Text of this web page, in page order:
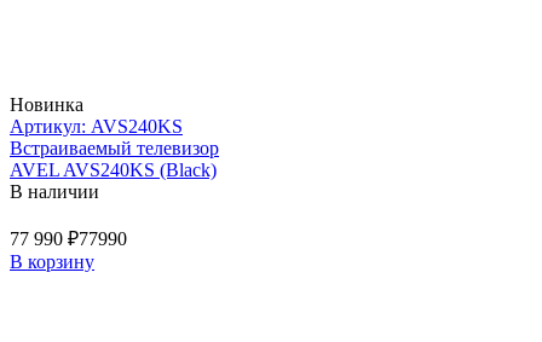
Новинка
Артикул: AVS240KS
Встраиваемый телевизор
AVEL AVS240KS (Black)
В наличии
77 990 ₽77990
В корзину